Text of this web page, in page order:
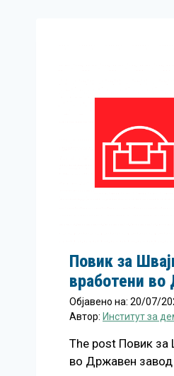
Повик за
вработени во
Објавено на: 20/07/
Автор: Институт за
The post Повик за
во Државен завод